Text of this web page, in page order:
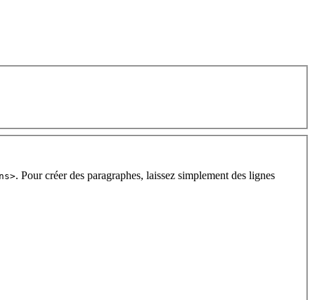
. Pour créer des paragraphes, laissez simplement des lignes